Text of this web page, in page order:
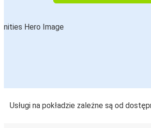
Usługi na pokładzie zależne są od